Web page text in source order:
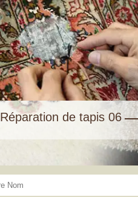
Réparation de tapis 06